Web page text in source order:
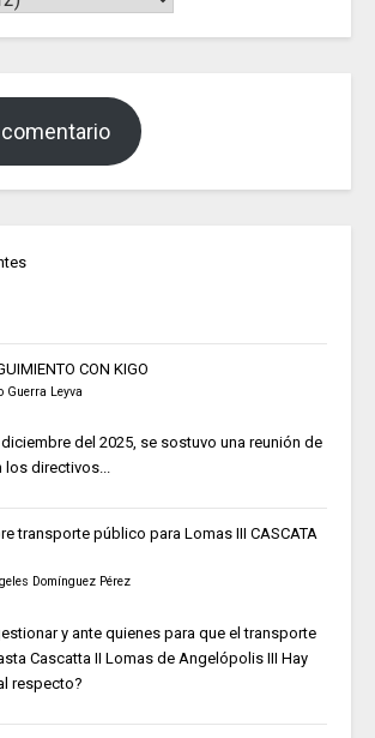
CON KIGO
Guerra Leyva
del 2025, se sostuvo una reunión de
los directivos...
transporte público para Lomas III CASCATA
Domínguez Pérez
y ante quienes para que el transporte
Cascatta II Lomas de Angelópolis III Hay
respecto?